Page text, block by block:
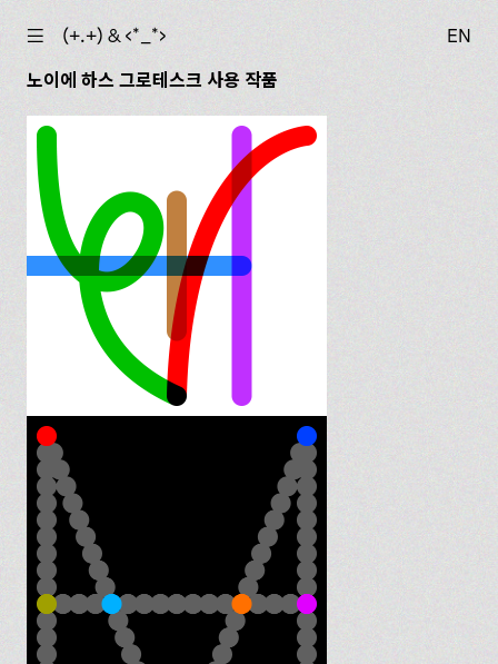
☰ (+.+) & ‹*_*›
EN
노이에 하스 그로테스크 사용 작품